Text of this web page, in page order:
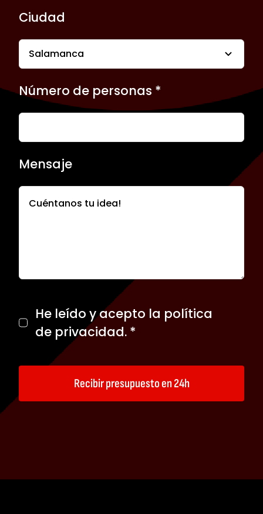
Ciudad
Número de personas *
Mensaje
He leído y acepto la política
de privacidad. *
Recibir presupuesto en 24h